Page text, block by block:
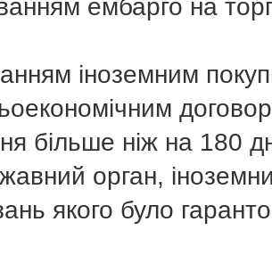
ембарго на
іноземним
більше ніж на 180
орган,
якого було